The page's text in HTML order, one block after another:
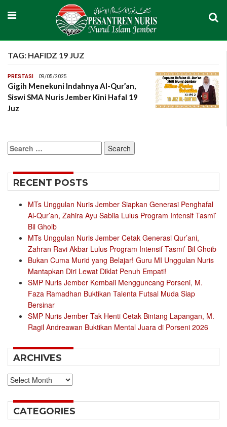
TAG: HAFIDZ 19 JUZ
PRESTASI 09/05/2025
Gigih Menekuni Indahnya Al-Qur’an,
Siswi SMA Nuris Jember Kini Hafal 19
Juz
Search
for:
RECENT POSTS
MTs Unggulan Nuris Jember Siapkan Generasi Penghafal
Al-Qur’an, Zahira Ayu Sabila Lulus Program Intensif Tasmi’
Bil Ghoib
MTs Unggulan Nuris Jember Cetak Generasi Qur’ani,
Zahran Ravi Akbar Lulus Program Intensif Tasmi’ Bil Ghoib
Bukan Cuma Murid yang Belajar! Guru MI Unggulan Nuris
Mantapkan Diri Lewat Diklat Penuh Empati!
SMP Nuris Jember Kembali Mengguncang Porseni, M.
Faza Ramadhan Buktikan Talenta Futsal Muda Siap
Bersinar
SMP Nuris Jember Tak Henti Cetak Bintang Lapangan, M.
Ragil Andreawan Buktikan Mental Juara di Porseni 2026
ARCHIVES
Archives
CATEGORIES